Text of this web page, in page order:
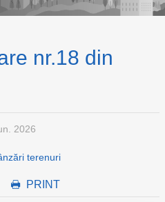
nr.18 din
2026
terenuri
PRINT